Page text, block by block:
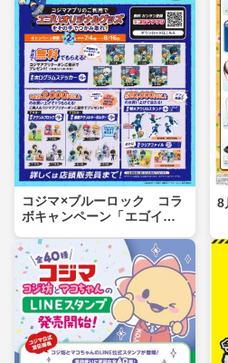
コジマ×ブルーロック コラ
ボキャンペーン「エゴイス
8